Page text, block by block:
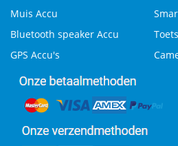
Muis Accu
Bluetooth speaker Accu
GPS Accu's